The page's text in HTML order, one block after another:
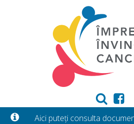
Aici puteți consulta